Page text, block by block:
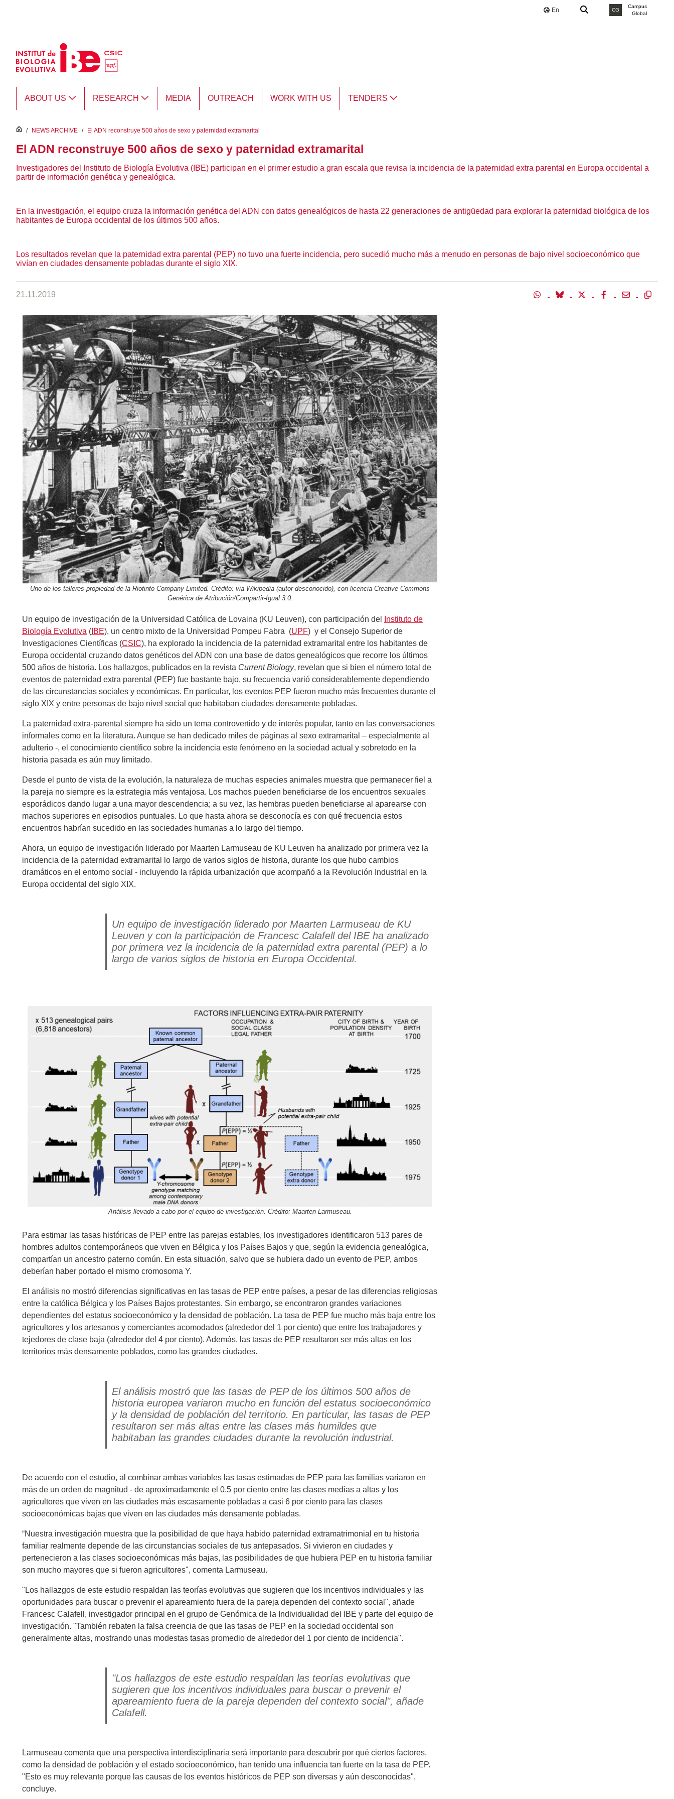
En CG
Campus
Global
ABOUT US RESEARCH MEDIA OUTREACH WORK WITH US TENDERS
inici
/ NEWS ARCHIVE / El ADN reconstruye 500 años de sexo y paternidad extramarital
El ADN reconstruye 500 años de sexo y paternidad extramarital
Investigadores del Instituto de Biología Evolutiva (IBE) participan en el primer estudio a gran escala que revisa la incidencia de la paternidad extra parental en Europa occidental a
partir de información genética y genealógica.
En la investigación, el equipo cruza la información genética del ADN con datos genealógicos de hasta 22 generaciones de antigüedad para explorar la paternidad biológica de los
habitantes de Europa occidental de los últimos 500 años.
Los resultados revelan que la paternidad extra parental (PEP) no tuvo una fuerte incidencia, pero sucedió mucho más a menudo en personas de bajo nivel socioeconómico que
vivían en ciudades densamente pobladas durante el siglo XIX.
21.11.2019
Uno de los talleres propiedad de la Riotinto Company Limited. Crédito: via Wikipedia (autor desconocido), con licencia Creative Commons
Genérica de Atribución/Compartir-Igual 3.0.
Un equipo de investigación de la Universidad Católica de Lovaina (KU Leuven), con participación del
Instituto de
Biología Evolutiva ( IBE), un centro mixto de la Universidad Pompeu Fabra (UPF) y el Consejo Superior de
Investigaciones Científicas (CSIC), ha explorado la incidencia de la paternidad extramarital entre los habitantes de
Europa occidental cruzando datos genéticos del ADN con una base de datos genealógicos que recorre los últimos
500 años de historia. Los hallazgos, publicados en la revista Current Biology, revelan que si bien el número total de
eventos de paternidad extra parental (PEP) fue bastante bajo, su frecuencia varió considerablemente dependiendo
de las circunstancias sociales y económicas. En particular, los eventos PEP fueron mucho más frecuentes durante el
siglo XIX y entre personas de bajo nivel social que habitaban ciudades densamente pobladas.
La paternidad extra-parental siempre ha sido un tema controvertido y de interés popular, tanto en las conversaciones
informales como en la literatura. Aunque se han dedicado miles de páginas al sexo extramarital – especialmente al
adulterio -, el conocimiento científico sobre la incidencia este fenómeno en la sociedad actual y sobretodo en la
historia pasada es aún muy limitado.
Desde el punto de vista de la evolución, la naturaleza de muchas especies animales muestra que permanecer fiel a
la pareja no siempre es la estrategia más ventajosa. Los machos pueden beneficiarse de los encuentros sexuales
esporádicos dando lugar a una mayor descendencia; a su vez, las hembras pueden beneficiarse al aparearse con
machos superiores en episodios puntuales. Lo que hasta ahora se desconocía es con qué frecuencia estos
encuentros habrían sucedido en las sociedades humanas a lo largo del tiempo.
Ahora, un equipo de investigación liderado por Maarten Larmuseau de KU Leuven ha analizado por primera vez la
incidencia de la paternidad extramarital lo largo de varios siglos de historia, durante los que hubo cambios
dramáticos en el entorno social - incluyendo la rápida urbanización que acompañó a la Revolución Industrial en la
Europa occidental del siglo XIX.
Un equipo de investigación liderado por Maarten Larmuseau de KU
Leuven y con la participación de Francesc Calafell del IBE ha analizado
por primera vez la incidencia de la paternidad extra parental (PEP) a lo
largo de varios siglos de historia en Europa Occidental.
Análisis llevado a cabo por el equipo de investigación. Crédito: Maarten Larmuseau.
Para estimar las tasas históricas de PEP entre las parejas estables, los investigadores identificaron 513 pares de
hombres adultos contemporáneos que viven en Bélgica y los Países Bajos y que, según la evidencia genealógica,
compartían un ancestro paterno común. En esta situación, salvo que se hubiera dado un evento de PEP, ambos
deberían haber portado el mismo cromosoma Y.
El análisis no mostró diferencias significativas en las tasas de PEP entre países, a pesar de las diferencias religiosas
entre la católica Bélgica y los Países Bajos protestantes. Sin embargo, se encontraron grandes variaciones
dependientes del estatus socioeconómico y la densidad de población. La tasa de PEP fue mucho más baja entre los
agricultores y los artesanos y comerciantes acomodados (alrededor del 1 por ciento) que entre los trabajadores y
tejedores de clase baja (alrededor del 4 por ciento). Además, las tasas de PEP resultaron ser más altas en los
territorios más densamente poblados, como las grandes ciudades.
El análisis mostró que las tasas de PEP de los últimos 500 años de
historia europea variaron mucho en función del estatus socioeconómico
y la densidad de población del territorio. En particular, las tasas de PEP
resultaron ser más altas entre las clases más humildes que
habitaban las grandes ciudades durante la revolución industrial.
De acuerdo con el estudio, al combinar ambas variables las tasas estimadas de PEP para las familias variaron en
más de un orden de magnitud - de aproximadamente el 0.5 por ciento entre las clases medias a altas y los
agricultores que viven en las ciudades más escasamente pobladas a casi 6 por ciento para las clases
socioeconómicas bajas que viven en las ciudades más densamente pobladas.
“Nuestra investigación muestra que la posibilidad de que haya habido paternidad extramatrimonial en tu historia
familiar realmente depende de las circunstancias sociales de tus antepasados. Si vivieron en ciudades y
pertenecieron a las clases socioeconómicas más bajas, las posibilidades de que hubiera PEP en tu historia familiar
son mucho mayores que si fueron agricultores", comenta Larmuseau.
"Los hallazgos de este estudio respaldan las teorías evolutivas que sugieren que los incentivos individuales y las
oportunidades para buscar o prevenir el apareamiento fuera de la pareja dependen del contexto social", añade
Francesc Calafell, investigador principal en el grupo de Genómica de la Individualidad del IBE y parte del equipo de
investigación. "También rebaten la falsa creencia de que las tasas de PEP en la sociedad occidental son
generalmente altas, mostrando unas modestas tasas promedio de alrededor del 1 por ciento de incidencia".
"Los hallazgos de este estudio respaldan las teorías evolutivas que
sugieren que los incentivos individuales para buscar o prevenir el
apareamiento fuera de la pareja dependen del contexto social", añade
Calafell.
Larmuseau comenta que una perspectiva interdisciplinaria será importante para descubrir por qué ciertos factores,
como la densidad de población y el estado socioeconómico, han tenido una influencia tan fuerte en la tasa de PEP.
"Esto es muy relevante porque las causas de los eventos históricos de PEP son diversas y aún desconocidas",
concluye.